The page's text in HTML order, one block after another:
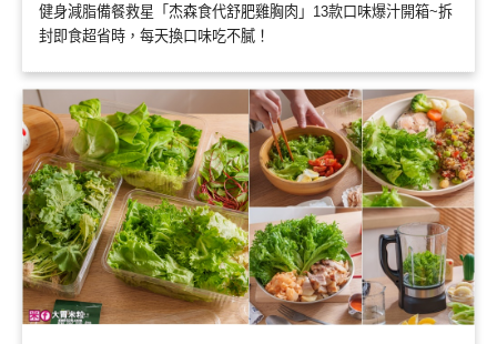
健身減脂備餐救星「杰森食代舒肥雞胸肉」13款口味爆汁開箱~拆
封即食超省時，每天換口味吃不膩！